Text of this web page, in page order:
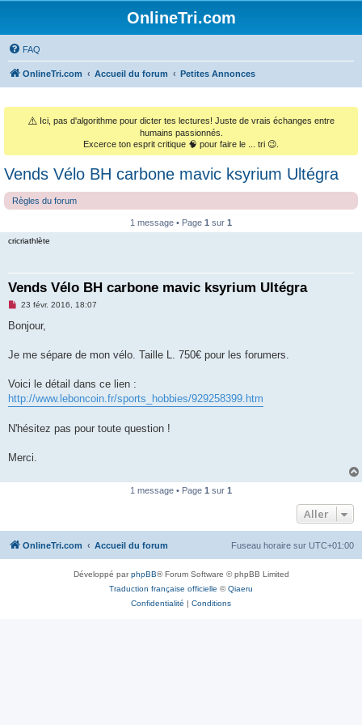
OnlineTri.com
FAQ
OnlineTri.com Accueil du forum Petites Annonces
⚠️ Ici, pas d'algorithme pour dicter tes lectures! Juste de vrais échanges entre
humains passionnés.
Excerce ton esprit critique 🧠 pour faire le ... tri 😉.
Vends Vélo BH carbone mavic ksyrium Ultégra
Règles du forum
1 message • Page 1 sur 1
cricriathlète
Vends Vélo BH carbone mavic ksyrium Ultégra
M
s
g
o
l
23 févr. 2016, 18:07
Bonjour,
Je me sépare de mon vélo. Taille L. 750€ pour les forumers.
Voici le détail dans ce lien :
http://www.leboncoin.fr/sports_hobbies/929258399.htm
N'hésitez pas pour toute question !
Merci.
1 message • Page 1 sur 1
Aller
OnlineTri.com Accueil du forum Fuseau horaire sur UTC+01:00
Développé parphpBB® Forum Software © phpBB Limited
Traduction française officielle ©Qiaeru
Confidentialité | Conditions